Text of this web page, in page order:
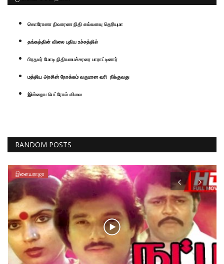
கொரோனா நிவாரண நிதி எவ்வளவு தெரியுமா
தங்கத்தின் விலை புதிய உச்சத்தில்
பிரதமர் மோடி நிதியமைச்சரரை பாராட்டினார்
மத்திய அரசின் நோக்கம் வருமான வரி நீக்குவது
இன்றைய பெட்ரோல் விலை
RANDOM POSTS
இளையராஜா